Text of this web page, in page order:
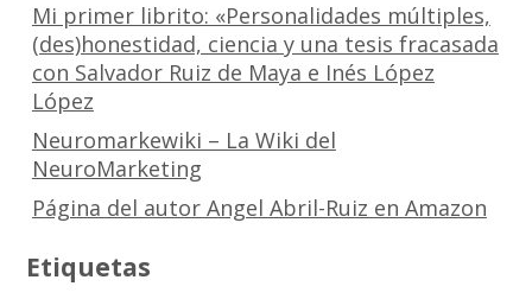
Mi primer librito: «Personalidades múltiples,
(des)honestidad, ciencia y una tesis fracasada
con Salvador Ruiz de Maya e Inés López
López
Neuromarkewiki – La Wiki del
NeuroMarketing
Página del autor Angel Abril-Ruiz en Amazon
Etiquetas